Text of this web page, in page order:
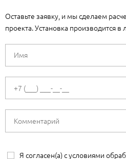
Оставьте заявку, и мы сделаем
проекта. Установка производится
Я согласен(а) сусловиями